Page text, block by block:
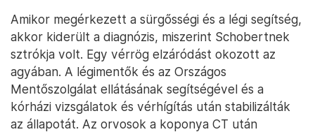
Amikor megérkezett a sürgősségi és a légi segítség,
akkor kiderült a diagnózis, miszerint Schobertnek
sztrókja volt. Egy vérrög elzáródást okozott az
agyában. A légimentők és az Országos
Mentőszolgálat ellátásának segítségével és a
kórházi vizsgálatok és vérhígítás után stabilizálták
az állapotát. Az orvosok a koponya CT után